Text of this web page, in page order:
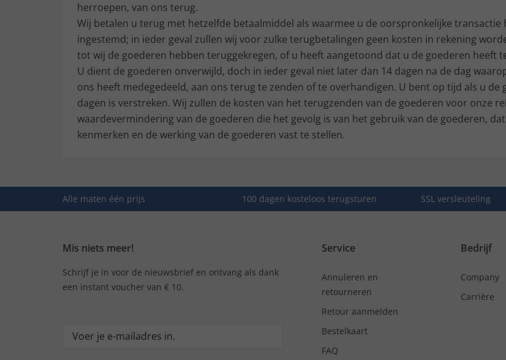
herroepen, van ons terug.
Wij betalen u terug met hetzelfde betaalmiddel als waarmee u de oorspronkelijke
ingestemd; in ieder geval zullen wij voor zulke terugbetalingen geen kosten in rekening
tot wij de goederen hebben teruggekregen, of u heeft aangetoond dat u de goederen heeft
U dient de goederen onverwijld, doch in ieder geval niet later dan 14 dagen na de dag
ons heeft medegedeeld, aan ons terug te zenden of te overhandigen. U bent op tijd als u
dagen is verstreken. Wij zullen de kosten van het terugzenden van de goederen voor onze
waardevermindering van de goederen die het gevolg is van het gebruik van de goederen,
kenmerken en de werking van de goederen vast te stellen.
Alle maten één prijs 100 dagen kosteloos terugsturen SSL versleuteling
Mis niets meer!
Schrijf je in voor de nieuwsbrief en ontvang als dank
een instant voucher van € 10.
Service
Annuleren en
retourneren
Retour aanmelden
Bestelkaart
FAQ
Bedrijf
Company
Carrière